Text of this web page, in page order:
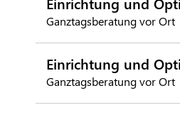
Ganztagsberatung vor Ort
Einrichtung und
Ganztagsberatung vor Ort